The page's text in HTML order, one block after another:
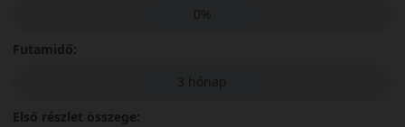
0%
Futamidő:
3 hónap
Első részlet összege: